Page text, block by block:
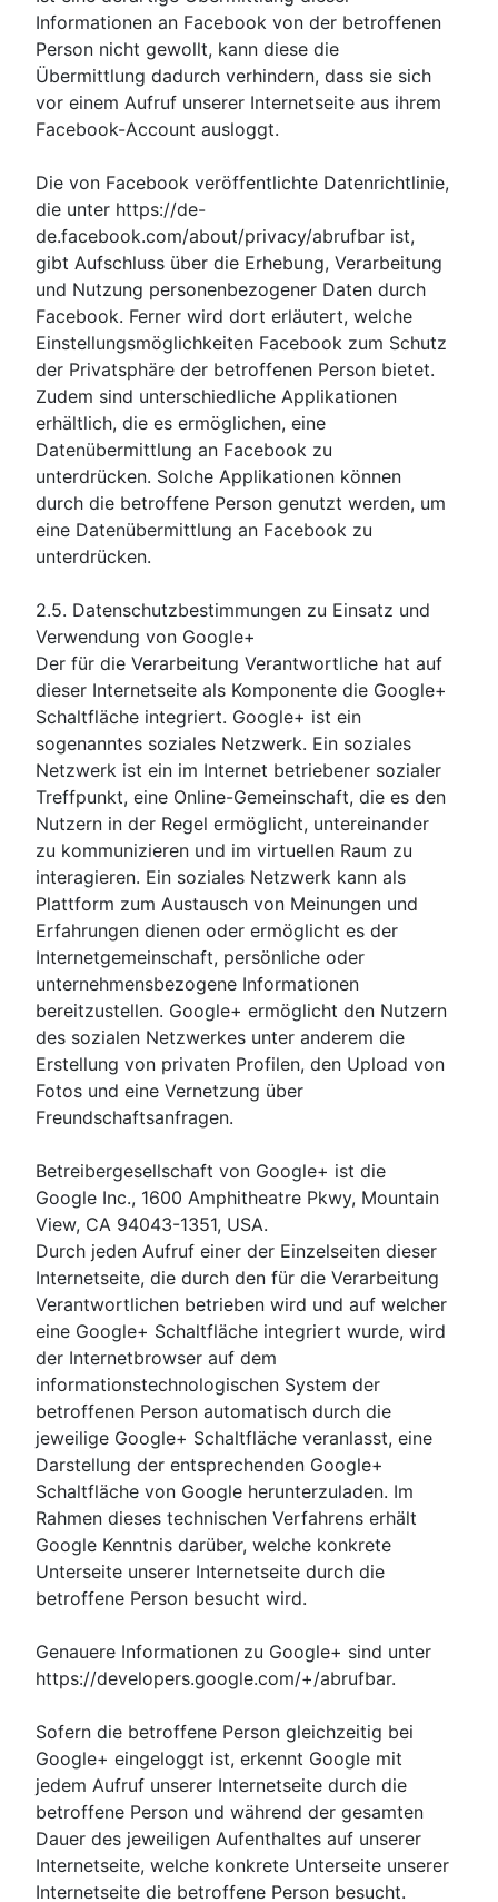
Informationen an Facebook von der betroffenen
Person nicht gewollt, kann diese die
Übermittlung dadurch verhindern, dass sie sich
vor einem Aufruf unserer Internetseite aus ihrem
Facebook-Account ausloggt.
Die von Facebook veröffentlichte Datenrichtlinie,
die unter https://de-
de.facebook.com/about/privacy/abrufbar ist,
gibt Aufschluss über die Erhebung, Verarbeitung
und Nutzung personenbezogener Daten durch
Facebook. Ferner wird dort erläutert, welche
Einstellungsmöglichkeiten Facebook zum Schutz
der Privatsphäre der betroffenen Person bietet.
Zudem sind unterschiedliche Applikationen
erhältlich, die es ermöglichen, eine
Datenübermittlung an Facebook zu
unterdrücken. Solche Applikationen können
durch die betroffene Person genutzt werden, um
eine Datenübermittlung an Facebook zu
unterdrücken.
2.5. Datenschutzbestimmungen zu Einsatz und
Verwendung von Google+
Der für die Verarbeitung Verantwortliche hat auf
dieser Internetseite als Komponente die Google+
Schaltfläche integriert. Google+ ist ein
sogenanntes soziales Netzwerk. Ein soziales
Netzwerk ist ein im Internet betriebener sozialer
Treffpunkt, eine Online-Gemeinschaft, die es den
Nutzern in der Regel ermöglicht, untereinander
zu kommunizieren und im virtuellen Raum zu
interagieren. Ein soziales Netzwerk kann als
Plattform zum Austausch von Meinungen und
Erfahrungen dienen oder ermöglicht es der
Internetgemeinschaft, persönliche oder
unternehmensbezogene Informationen
bereitzustellen. Google+ ermöglicht den Nutzern
des sozialen Netzwerkes unter anderem die
Erstellung von privaten Profilen, den Upload von
Fotos und eine Vernetzung über
Freundschaftsanfragen.
Betreibergesellschaft von Google+ ist die
Google Inc., 1600 Amphitheatre Pkwy, Mountain
View, CA 94043-1351, USA.
Durch jeden Aufruf einer der Einzelseiten dieser
Internetseite, die durch den für die Verarbeitung
Verantwortlichen betrieben wird und auf welcher
eine Google+ Schaltfläche integriert wurde, wird
der Internetbrowser auf dem
informationstechnologischen System der
betroffenen Person automatisch durch die
jeweilige Google+ Schaltfläche veranlasst, eine
Darstellung der entsprechenden Google+
Schaltfläche von Google herunterzuladen. Im
Rahmen dieses technischen Verfahrens erhält
Google Kenntnis darüber, welche konkrete
Unterseite unserer Internetseite durch die
betroffene Person besucht wird.
Genauere Informationen zu Google+ sind unter
https://developers.google.com/+/abrufbar.
Sofern die betroffene Person gleichzeitig bei
Google+ eingeloggt ist, erkennt Google mit
jedem Aufruf unserer Internetseite durch die
betroffene Person und während der gesamten
Dauer des jeweiligen Aufenthaltes auf unserer
Internetseite, welche konkrete Unterseite unserer
Internetseite die betroffene Person besucht.